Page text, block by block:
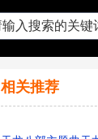
相关推荐